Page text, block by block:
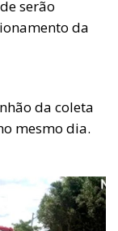
serão
da
da coleta
mesmo dia.